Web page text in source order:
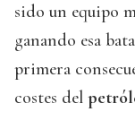
sido un equipo
ganando esa
primera
costes del